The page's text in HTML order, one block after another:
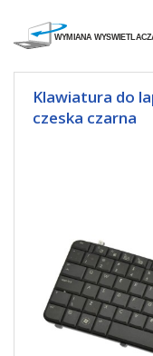
Klawiatura do
czeska czarna